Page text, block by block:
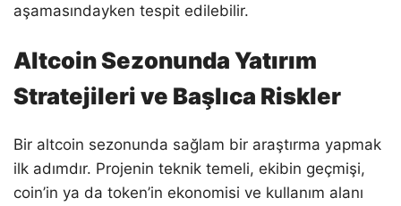
aşamasındayken tespit edilebilir.
Altcoin Sezonunda Yatırım
Stratejileri ve Başlıca Riskler
Bir altcoin sezonunda sağlam bir araştırma yapmak
ilk adımdır. Projenin teknik temeli, ekibin geçmişi,
coin’in ya da token’in ekonomisi ve kullanım alanı